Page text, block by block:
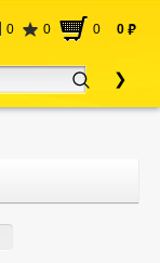
0 0 0 0 руб